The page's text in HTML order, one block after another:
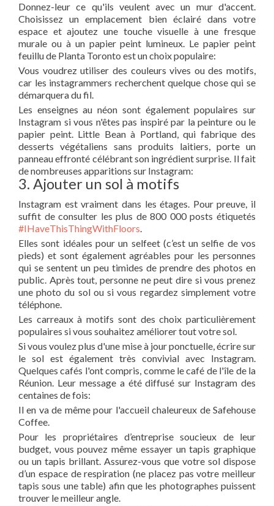
Donnez-leur ce qu'ils veulent avec un mur d'accent.
Choisissez un emplacement bien éclairé dans votre
espace et ajoutez une touche visuelle à une fresque
murale ou à un papier peint lumineux. Le papier peint
feuillu de Planta Toronto est un choix populaire:
Vous voudrez utiliser des couleurs vives ou des motifs,
car les instagrammers recherchent quelque chose qui se
démarquera du fil.
Les enseignes au néon sont également populaires sur
Instagram si vous n'êtes pas inspiré par la peinture ou le
papier peint. Little Bean à Portland, qui fabrique des
desserts végétaliens sans produits laitiers, porte un
panneau effronté célébrant son ingrédient surprise. Il fait
de nombreuses apparitions sur Instagram:
3. Ajouter un sol à motifs
Instagram est vraiment dans les étages. Pour preuve, il
suffit de consulter les plus de 800 000 posts étiquetés
#IHaveThisThingWithFloors.
Elles sont idéales pour un selfeet (c’est un selfie de vos
pieds) et sont également agréables pour les personnes
qui se sentent un peu timides de prendre des photos en
public. Après tout, personne ne peut dire si vous prenez
une photo du sol ou si vous regardez simplement votre
téléphone.
Les carreaux à motifs sont des choix particulièrement
populaires si vous souhaitez améliorer tout votre sol.
Si vous voulez plus d'une mise à jour ponctuelle, écrire sur
le sol est également très convivial avec Instagram.
Quelques cafés l'ont compris, comme le café de l'île de la
Réunion. Leur message a été diffusé sur Instagram des
centaines de fois:
Il en va de même pour l'accueil chaleureux de Safehouse
Coffee.
Pour les propriétaires d’entreprise soucieux de leur
budget, vous pouvez même essayer un tapis graphique
ou un tapis brillant. Assurez-vous que votre sol dispose
d’un espace de respiration (ne placez pas votre meilleur
tapis sous une table) afin que les photographes puissent
trouver le meilleur angle.